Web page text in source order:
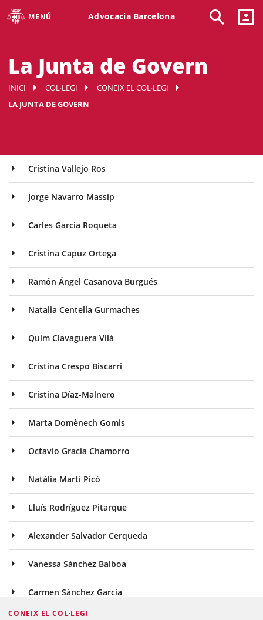
MENÚ Advocacia Barcelona
La Junta de Govern
INICI COL·LEGI
CONEIX EL COL·LEGI
LA JUNTA DE GOVERN
Cristina Vallejo Ros
Jorge Navarro Massip
Carles Garcia Roqueta
Cristina Capuz Ortega
Ramón Ángel Casanova Burgués
Natalia Centella Gurmaches
Quim Clavaguera Vilà
Cristina Crespo Biscarri
Cristina Díaz-Malnero
Marta Domènech Gomis
Octavio Gracia Chamorro
Natàlia Martí Picó
Lluís Rodríguez Pitarque
Alexander Salvador Cerqueda
Vanessa Sánchez Balboa
Carmen Sánchez García
CONEIX EL COL·LEGI